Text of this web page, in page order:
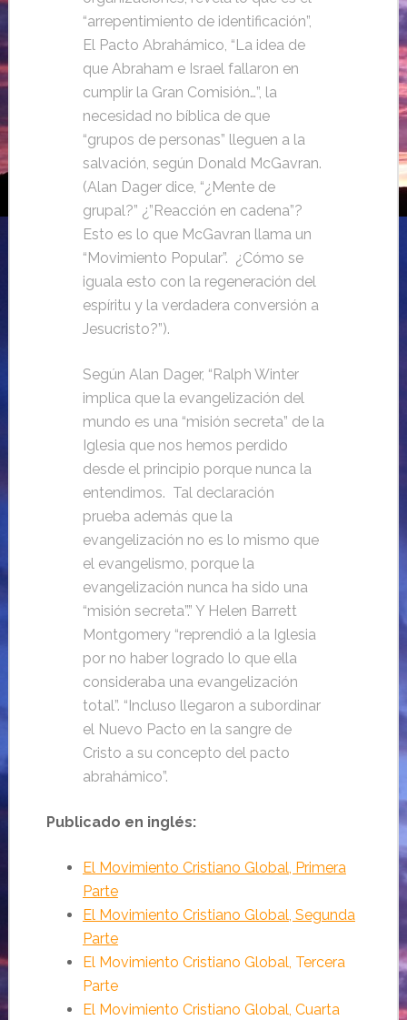
“arrepentimiento de identificación”,
El Pacto Abrahámico, “La idea de
que Abraham e Israel fallaron en
cumplir la Gran Comisión…”, la
necesidad no bíblica de que
“grupos de personas” lleguen a la
salvación, según Donald McGavran.
(Alan Dager dice, “¿Mente de
grupal?” ¿”Reacción en cadena”?
Esto es lo que McGavran llama un
“Movimiento Popular”. ¿Cómo se
iguala esto con la regeneración del
espíritu y la verdadera conversión a
Jesucristo?”).
Según Alan Dager, “Ralph Winter
implica que la evangelización del
mundo es una “misión secreta” de la
Iglesia que nos hemos perdido
desde el principio porque nunca la
entendimos. Tal declaración
prueba además que la
evangelización no es lo mismo que
el evangelismo, porque la
evangelización nunca ha sido una
“misión secreta”.” Y Helen Barrett
Montgomery “reprendió a la Iglesia
por no haber logrado lo que ella
consideraba una evangelización
total”. “Incluso llegaron a subordinar
el Nuevo Pacto en la sangre de
Cristo a su concepto del pacto
abrahámico”.
Publicado en inglés:
El Movimiento Cristiano Global, Primera
Parte
El Movimiento Cristiano Global, Segunda
Parte
El Movimiento Cristiano Global, Tercera
Parte
El Movimiento Cristiano Global, Cuarta